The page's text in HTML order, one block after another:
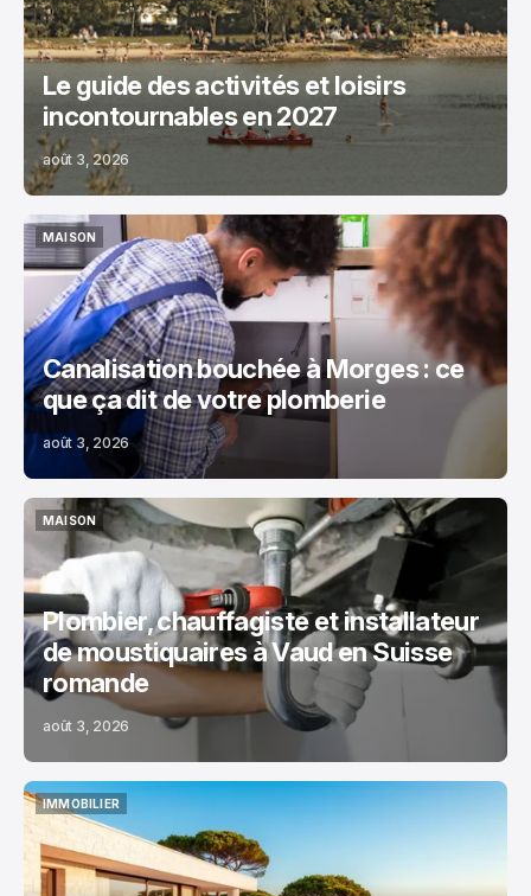
Le guide des activités et loisirs
incontournables en 2027
août 3, 2026
MAISON
MAISON
Canalisation bouchée à Morges : ce
que ça dit de votre plomberie
août 3, 2026
MAISON
MAISON
Plombier, chauffagiste et installateur
de moustiquaires à Vaud en Suisse
romande
août 3, 2026
IMMOBILIER
IMMOBILIER